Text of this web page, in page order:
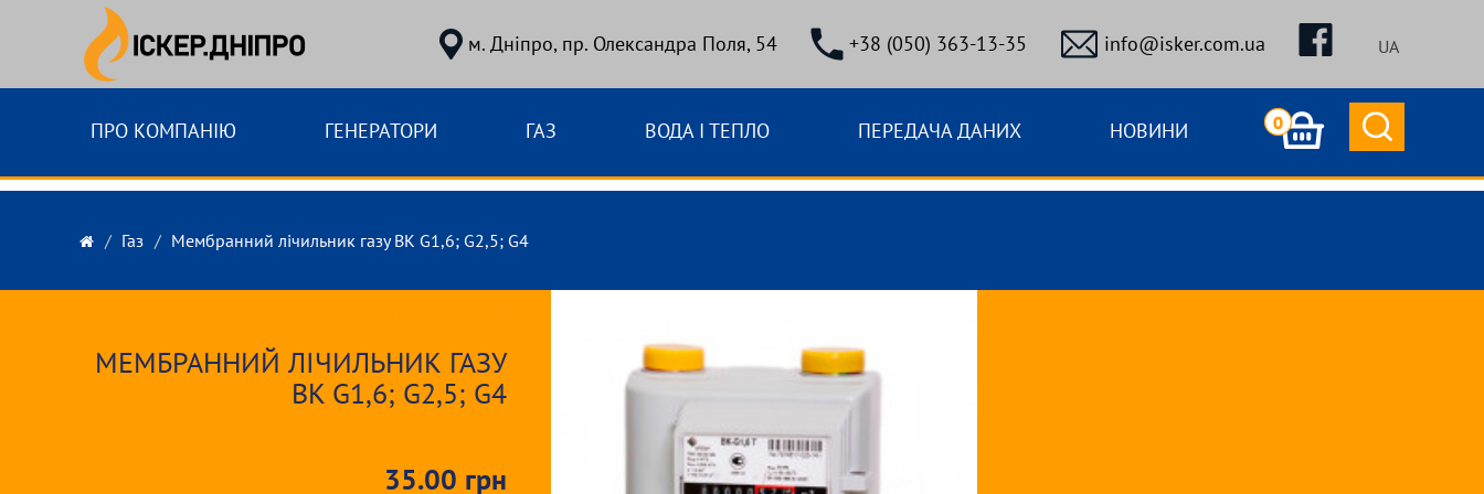
м. Дніпро, пр. Олександра Поля, 54 +38 (050) 363-13-35 info@isker.com.ua UA
ПРО КОМПАНІЮ ГЕНЕРАТОРИ ГАЗ ВОДА І ТЕПЛО ПЕРЕДАЧА ДАНИХ НОВИНИ 0
Газ Мембранний лічильник газу BK G1,6; G2,5; G4
МЕМБРАННИЙ ЛІЧИЛЬНИК ГАЗУ
BK G1,6; G2,5; G4
35.00 грн